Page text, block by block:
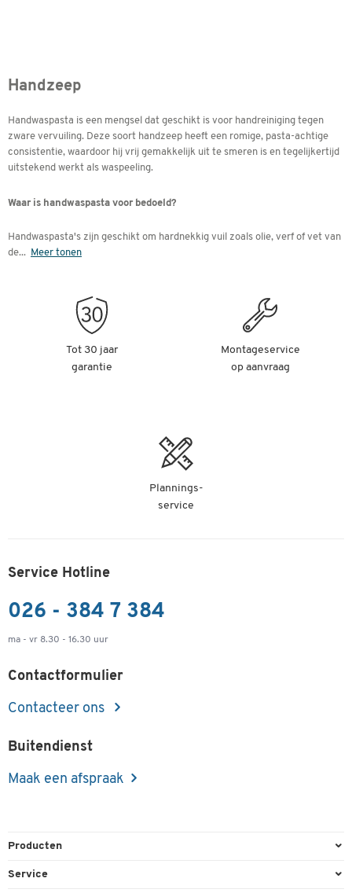
Handzeep
Handwaspasta is een mengsel dat geschikt is voor handreiniging tegen
zware vervuiling. Deze soort handzeep heeft een romige, pasta-achtige
consistentie, waardoor hij vrij gemakkelijk uit te smeren is en tegelijkertijd
uitstekend werkt als waspeeling.
Waar is handwaspasta voor bedoeld?
Handwaspasta's zijn geschikt om hardnekkig vuil zoals olie, verf of vet van
de... Meer tonen
Tot 30 jaar
garantie
Montageservice
op aanvraag
Plannings-
service
Service Hotline
026 - 384 7 384
ma - vr 8.30 - 16.30 uur
Contactformulier
Contacteer ons
Buitendienst
Maak een afspraak
Producten
Kantoorbenodigdheden
Service